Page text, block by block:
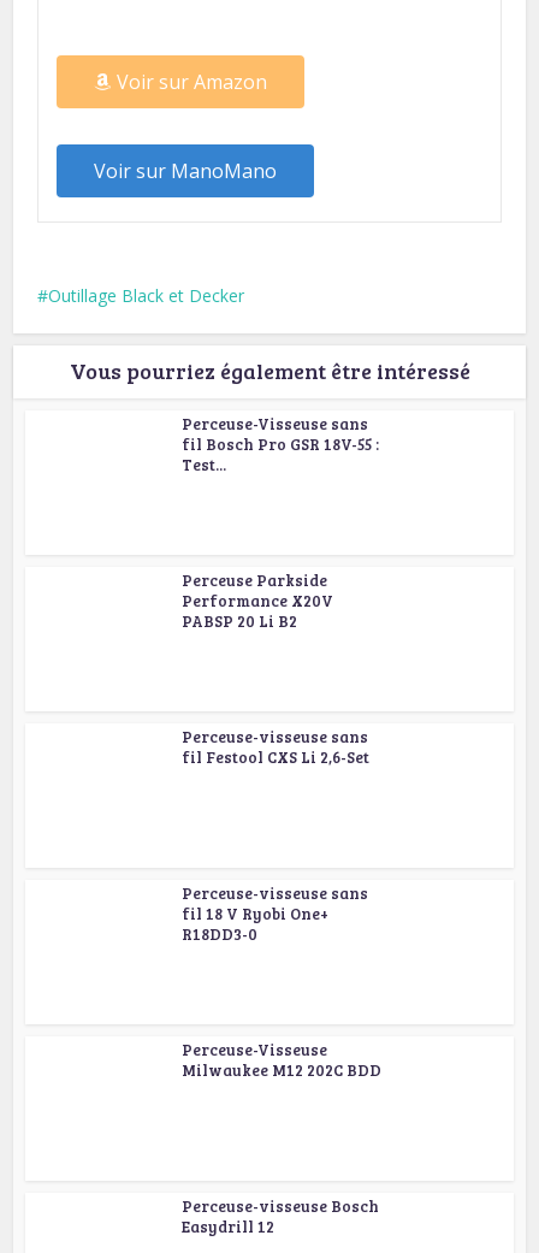
Voir sur Amazon
Voir sur ManoMano
Outillage Black et Decker
Vous pourriez également être intéressé
Perceuse-Visseuse sans
fil Bosch Pro GSR 18V-55 :
Test...
Perceuse Parkside
Performance X20V
PABSP 20 Li B2
Perceuse-visseuse sans
fil Festool CXS Li 2,6-Set
Perceuse-visseuse sans
fil 18 V Ryobi One+
R18DD3-0
Perceuse-Visseuse
Milwaukee M12 202C BDD
Perceuse-visseuse Bosch
Easydrill 12